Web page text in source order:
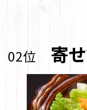
02位 寄